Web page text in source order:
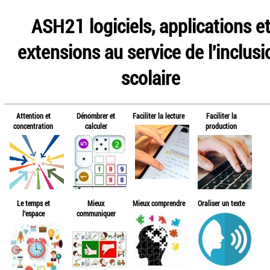
ASH21 logiciels, applications et
extensions au service de
scolaire
Attention et
concentration
Dénombrer et
calculer
Faciliter la lecture
Faciliter la
production
Le temps et
l'espace
Mieux
communiquer
Mieux comprendre Oraliser un texte